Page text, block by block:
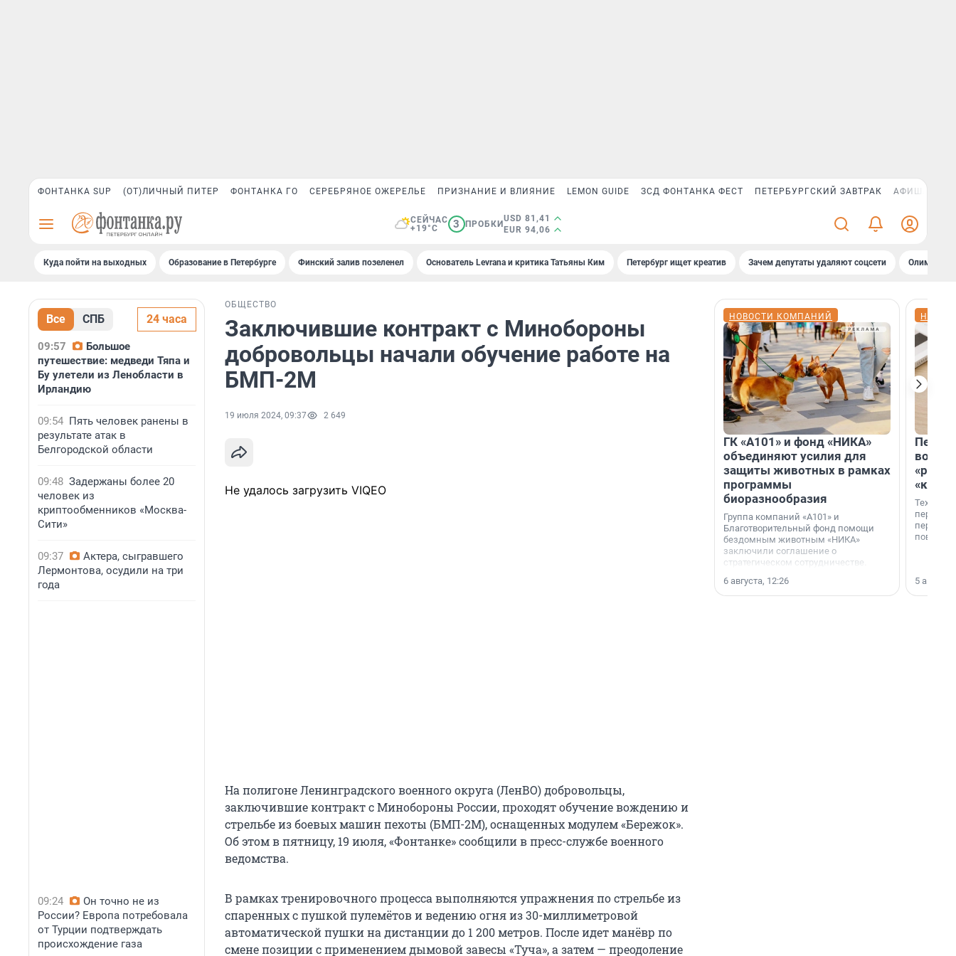
ФОНТАНКА SUP (ОТ)ЛИЧНЫЙ ПИТЕР ФОНТАНКА ГО СЕРЕБРЯНОЕ ОЖЕРЕЛЬЕ ПРИЗНАНИЕ И ВЛИЯНИЕ LEMON GUIDE ЗСД ФОНТАНКА ФЕСТ ПЕТЕРБУРГСКИЙ ЗАВТРАК АФИША PLUS
СЕЙЧАС
+19°C
3 ПРОБКИ
USD 81,41
EUR 94,06
Куда пойти на выходных Образование в Петербурге Финский залив позеленел Основатель Levrana и критика Татьяны Ким Петербург ищет креатив Зачем депутаты удаляют соцсети
Все СПБ 24 часа
09:57
Большое
путешествие: медведи Тяпа и
Бу улетели из Ленобласти в
Ирландию
09:54 Пять человек ранены в
результате атак в
Белгородской области
09:48 Задержаны более 20
человек из
криптообменников «Москва-
Сити»
09:37
Актера, сыгравшего
Лермонтова, осудили на три
года
09:24
Он точно не из
России? Европа потребовала
от Турции подтверждать
происхождение газа
ОБЩЕСТВО
Заключившие контракт с Минобороны
добровольцы начали обучение работе на
БМП-2М
19 июля 2024, 09:37 2 649
Не удалось загрузить VIQEO
На полигоне Ленинградского военного округа (ЛенВО) добровольцы,
заключившие контракт с Минобороны России, проходят обучение вождению и
стрельбе из боевых машин пехоты (БМП-2М), оснащенных модулем «Бережок».
Об этом в пятницу, 19 июля, «Фонтанке» сообщили в пресс-службе военного
ведомства.
В рамках тренировочного процесса выполняются упражнения по стрельбе из
спаренных с пушкой пулемётов и ведению огня из 30-миллиметровой
автоматической пушки на дистанции до 1 200 метров. После идет манёвр по
смене позиции с применением дымовой завесы «Туча», а затем — преодоление
НОВОСТИ КОМПАНИЙ
ГК «А101» и фонд «НИКА»
объединяют усилия для
защиты животных в рамках
программы
биоразнообразия
Группа компаний «А101» и
Благотворительный фонд помощи
бездомным животным «НИКА»
заключили соглашение о
стратегическом сотрудничестве.
6 августа, 12:26
5